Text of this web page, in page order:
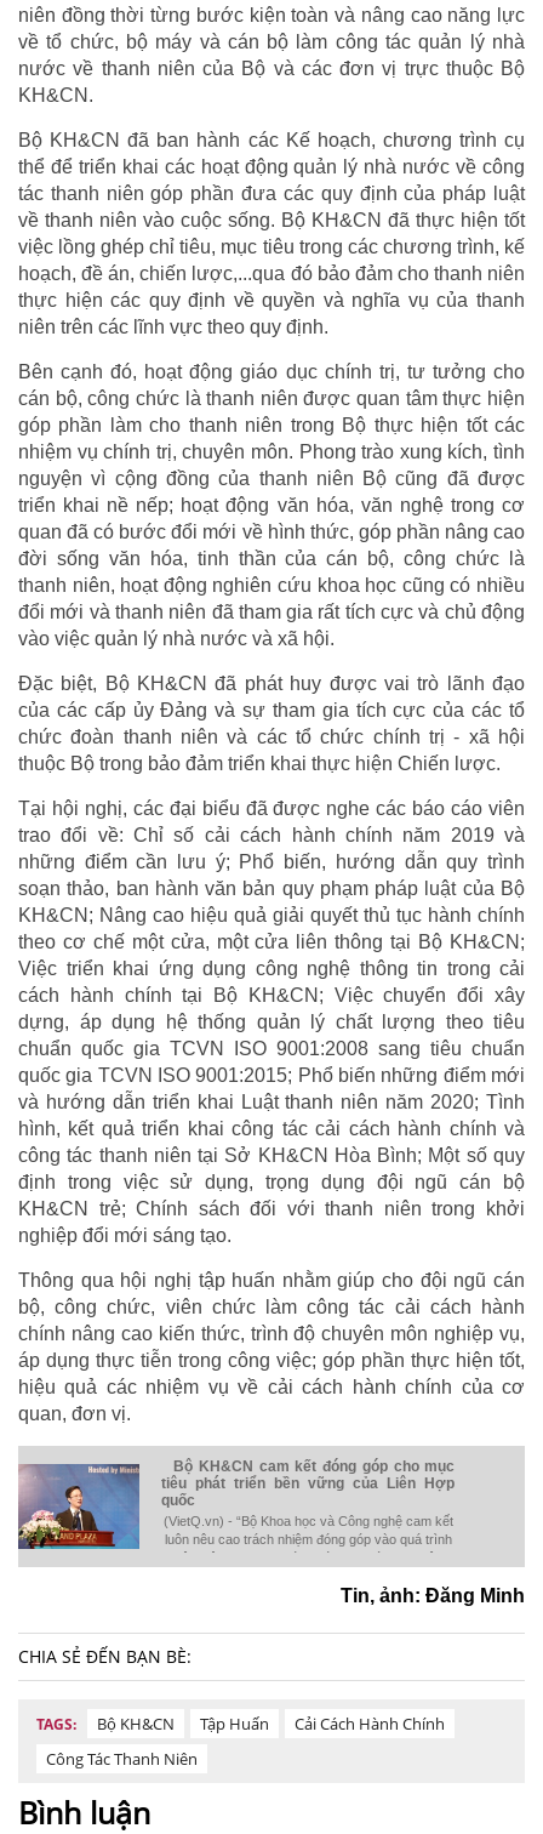
niên đồng thời từng bước kiện toàn và nâng cao năng lực
về tổ chức, bộ máy và cán bộ làm công tác quản lý nhà
nước về thanh niên của Bộ và các đơn vị trực thuộc Bộ
KH&CN.
Bộ KH&CN đã ban hành các Kế hoạch, chương trình cụ
thể để triển khai các hoạt động quản lý nhà nước về công
tác thanh niên góp phần đưa các quy định của pháp luật
về thanh niên vào cuộc sống. Bộ KH&CN đã thực hiện tốt
việc lồng ghép chỉ tiêu, mục tiêu trong các chương trình, kế
hoạch, đề án, chiến lược,...qua đó bảo đảm cho thanh niên
thực hiện các quy định về quyền và nghĩa vụ của thanh
niên trên các lĩnh vực theo quy định.
Bên cạnh đó, hoạt động giáo dục chính trị, tư tưởng cho
cán bộ, công chức là thanh niên được quan tâm thực hiện
góp phần làm cho thanh niên trong Bộ thực hiện tốt các
nhiệm vụ chính trị, chuyên môn. Phong trào xung kích, tình
nguyện vì cộng đồng của thanh niên Bộ cũng đã được
triển khai nề nếp; hoạt động văn hóa, văn nghệ trong cơ
quan đã có bước đổi mới về hình thức, góp phần nâng cao
đời sống văn hóa, tinh thần của cán bộ, công chức là
thanh niên, hoạt động nghiên cứu khoa học cũng có nhiều
đổi mới và thanh niên đã tham gia rất tích cực và chủ động
vào việc quản lý nhà nước và xã hội.
Đặc biệt, Bộ KH&CN đã phát huy được vai trò lãnh đạo
của các cấp ủy Đảng và sự tham gia tích cực của các tổ
chức đoàn thanh niên và các tổ chức chính trị - xã hội
thuộc Bộ trong bảo đảm triển khai thực hiện Chiến lược.
Tại hội nghị, các đại biểu đã được nghe các báo cáo viên
trao đổi về: Chỉ số cải cách hành chính năm 2019 và
những điểm cần lưu ý; Phổ biến, hướng dẫn quy trình
soạn thảo, ban hành văn bản quy phạm pháp luật của Bộ
KH&CN; Nâng cao hiệu quả giải quyết thủ tục hành chính
theo cơ chế một cửa, một cửa liên thông tại Bộ KH&CN;
Việc triển khai ứng dụng công nghệ thông tin trong cải
cách hành chính tại Bộ KH&CN; Việc chuyển đổi xây
dựng, áp dụng hệ thống quản lý chất lượng theo tiêu
chuẩn quốc gia TCVN ISO 9001:2008 sang tiêu chuẩn
quốc gia TCVN ISO 9001:2015; Phổ biến những điểm mới
và hướng dẫn triển khai Luật thanh niên năm 2020; Tình
hình, kết quả triển khai công tác cải cách hành chính và
công tác thanh niên tại Sở KH&CN Hòa Bình; Một số quy
định trong việc sử dụng, trọng dụng đội ngũ cán bộ
KH&CN trẻ; Chính sách đối với thanh niên trong khởi
nghiệp đổi mới sáng tạo.
Thông qua hội nghị tập huấn nhằm giúp cho đội ngũ cán
bộ, công chức, viên chức làm công tác cải cách hành
chính nâng cao kiến thức, trình độ chuyên môn nghiệp vụ,
áp dụng thực tiễn trong công việc; góp phần thực hiện tốt,
hiệu quả các nhiệm vụ về cải cách hành chính của cơ
quan, đơn vị.
Bộ KH&CN cam kết đóng góp cho mục
tiêu phát triển bền vững của Liên Hợp
quốc
(VietQ.vn) - “Bộ Khoa học và Công nghệ cam kết
luôn nêu cao trách nhiệm đóng góp vào quá trình
hội nhập khu vực, đóng góp cho các mục tiêu
sẻ của Phó Tổng cục trưởng Hà Minh Hiệp trong
chức Năng suất Châu Á (APO) trong lĩnh vực
Tin, ảnh: Đăng Minh
CHIA SẺ ĐẾN BẠN BÈ:
TAGS: Bộ KH&CN Tập Huấn
Cải Cách Hành Chính
Công Tác Thanh Niên
Bình luận